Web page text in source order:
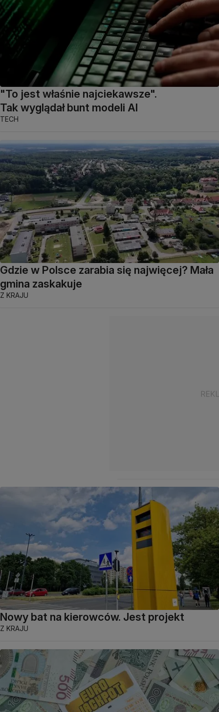
"To jest właśnie najciekawsze".
Tak wyglądał bunt modeli AI
TECH
Gdzie w Polsce zarabia się najwięcej? Mała
gmina zaskakuje
Z KRAJU
Nowy bat na kierowców. Jest projekt
Z KRAJU